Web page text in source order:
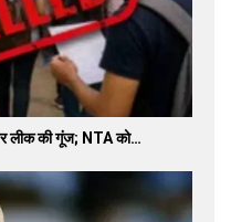
लीक की गूंज; NTA को…